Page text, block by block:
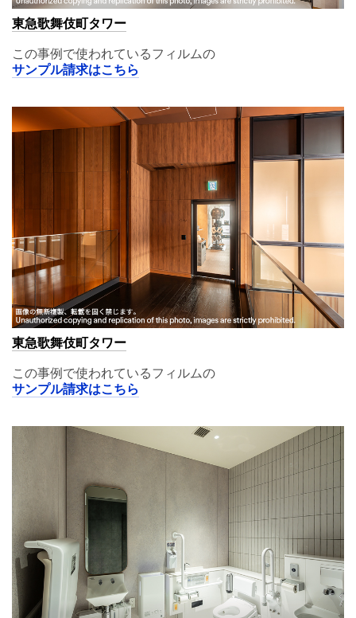
東急歌舞伎町タワー
この事例で使われているフィルムの
サンプル請求はこちら
東急歌舞伎町タワー
この事例で使われているフィルムの
サンプル請求はこちら